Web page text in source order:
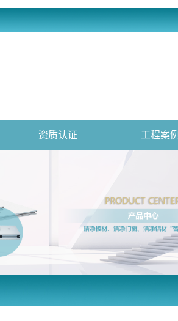
资质认证 工程案例